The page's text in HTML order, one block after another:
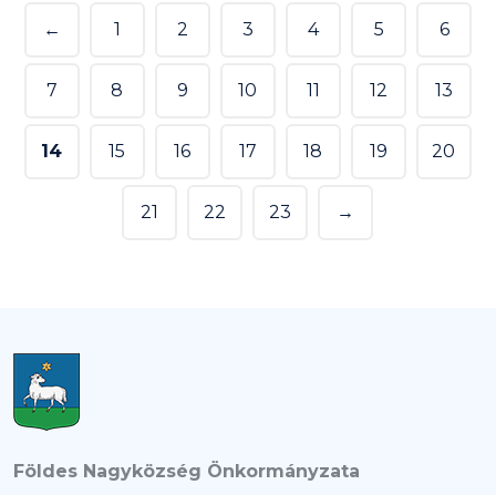
← 1 2 3 4 5 6
7 8 9 10 11 12 13
14 15 16 17 18 19 20
21 22 23 →
Földes Nagyközség Önkormányzata